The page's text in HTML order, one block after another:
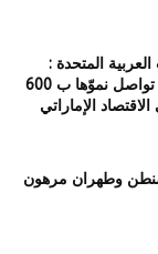
المتحدة :
الاستثمارات الإيطالية في الإمارات تواصل نموّها ب 600
الإماراتي
وطهران مرهون